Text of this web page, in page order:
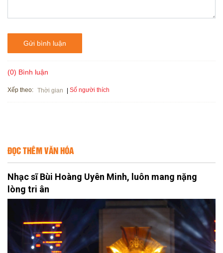
Gửi bình luận
(0) Bình luận
Xếp theo: Thời gian Số người thích
ĐỌC THÊM VĂN HÓA
Nhạc sĩ Bùi Hoàng Uyên Minh, luôn mang nặng
lòng tri ân